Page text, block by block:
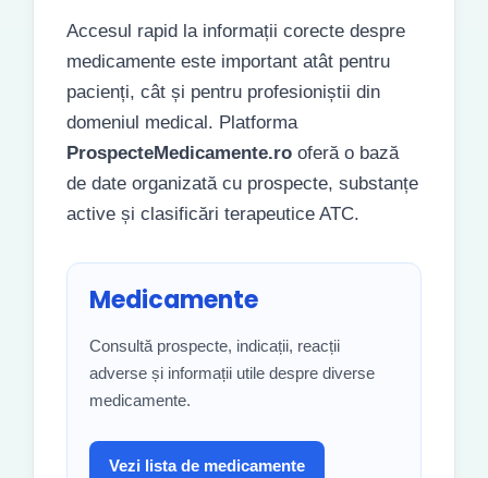
Accesul rapid la informații corecte despre
medicamente este important atât pentru
pacienți, cât și pentru profesioniștii din
domeniul medical. Platforma
ProspecteMedicamente.ro oferă o bază
de date organizată cu prospecte, substanțe
active și clasificări terapeutice ATC.
Medicamente
Consultă prospecte, indicații, reacții
adverse și informații utile despre diverse
medicamente.
Vezi lista de medicamente